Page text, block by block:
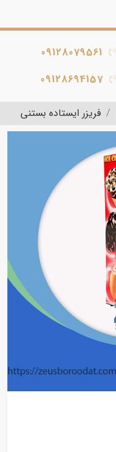
09128079561
09128694157
فریزر ایستاده بستنی